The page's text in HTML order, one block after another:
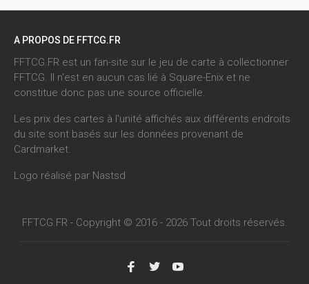
A PROPOS DE FFTCG.FR
FFTCG.FR est un fan-site sur le jeu de carte à collectionner
FFTCG. Il n'est en aucun cas lié à Square-Enix et ne
constitue donc pas une source officielle.
Les prix des cartes à l'unité affichés aux différents endroits
du site sont basés sur les données provenant de
Cardmarket.
Logo réalisé par Nastsd
FFTCG.FR - Copyright © 2016 - 2026 Tout droits réservés.